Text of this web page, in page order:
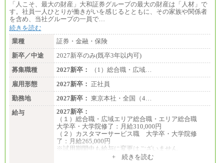
「人こそ、最大の財産」大和証券グループの最大の財産は「人材」で
す。社員一人ひとりが働きがいを感じるとともに、その家族や関係者
を含め、当社グループの一員で…
続きを読む
業種
証券・金融・保険
新卒／中途
2027新卒のみ(既卒3年以内可)
募集職種
2027新卒：
（1）総合職・広域…
雇用形態
2027新卒： 正社員
勤務地
2027新卒： 東京本社・全国（4…
給与
2027新卒：
（１）総合職・広域エリア総合職・エリア総合職
大学卒・大学院修了：月給310,000円
（２）カスタマーサービス職 大学卒・大学院修
了：月給265,000円
※試用期間中も給与に変更はございません
+ 続きを読む